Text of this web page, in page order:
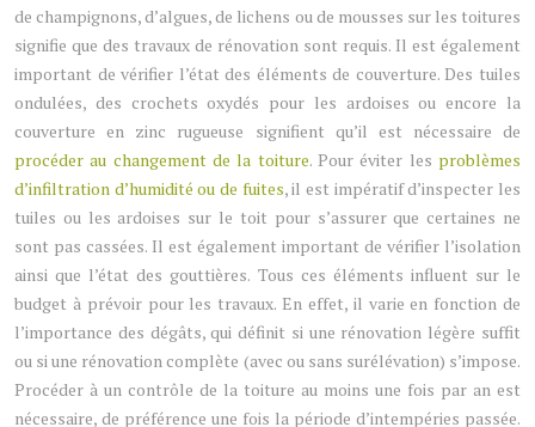
de champignons, d’algues, de lichens ou de mousses sur les toitures
signifie que des travaux de rénovation sont requis. Il est également
important de vérifier l’état des éléments de couverture. Des tuiles
ondulées, des crochets oxydés pour les ardoises ou encore la
couverture en zinc rugueuse signifient qu’il est nécessaire de
procéder au changement de la toiture. Pour éviter les problèmes
d’infiltration d’humidité ou de fuites, il est impératif d’inspecter les
tuiles ou les ardoises sur le toit pour s’assurer que certaines ne
sont pas cassées. Il est également important de vérifier l’isolation
ainsi que l’état des gouttières. Tous ces éléments influent sur le
budget à prévoir pour les travaux. En effet, il varie en fonction de
l’importance des dégâts, qui définit si une rénovation légère suffit
ou si une rénovation complète (avec ou sans surélévation) s’impose.
Procéder à un contrôle de la toiture au moins une fois par an est
nécessaire, de préférence une fois la période d’intempéries passée.